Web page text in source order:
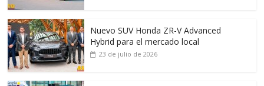
Nuevo SUV Honda ZR-V Advanced
Hybrid para el mercado local
23 de julio de 2026